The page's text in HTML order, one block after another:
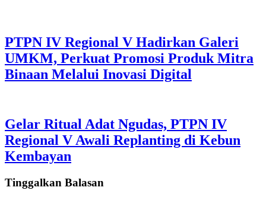
PTPN IV Regional V Hadirkan Galeri
UMKM, Perkuat Promosi Produk Mitra
Binaan Melalui Inovasi Digital
Gelar Ritual Adat Ngudas, PTPN IV
Regional V Awali Replanting di Kebun
Kembayan
Tinggalkan Balasan